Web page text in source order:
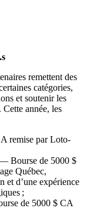
remettent des
catégories,
et soutenir les
année, les
remise par Loto-
Bourse de 5000 $
Québec,
et d’une expérience
;
de 5000 $ CA